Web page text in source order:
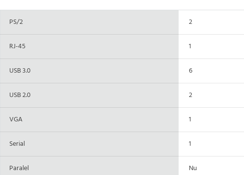
PS/2 2
RJ-45 1
USB 3.0 6
USB 2.0 2
VGA 1
Serial 1
Paralel Nu